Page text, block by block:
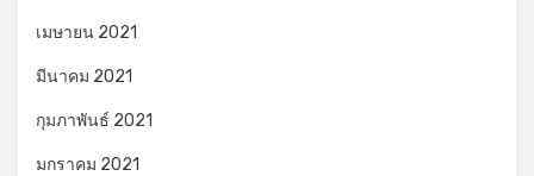
เมษายน 2021
มีนาคม 2021
กุมภาพันธ์ 2021
มกราคม 2021